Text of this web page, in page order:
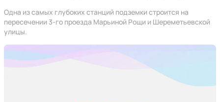
Одна из самых глубоких станций подземки строится на
пересечении 3-го проезда Марьиной Рощи и Шереметьевской
улицы.